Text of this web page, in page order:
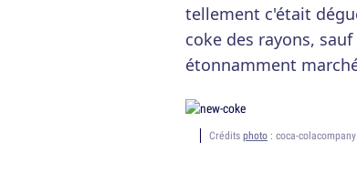
tellement c'était
coke des rayons,
étonnamment
Crédits photo : coca-colacompany